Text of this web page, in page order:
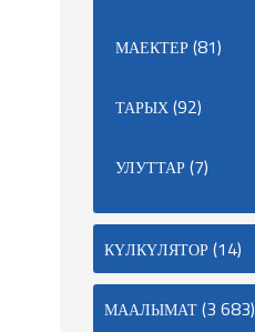
МАЕКТЕР(81)
ТАРЫХ(92)
УЛУТТАР(7)
КҮЛКҮЛЯТОР(14)
МААЛЫМАТ(3 683)